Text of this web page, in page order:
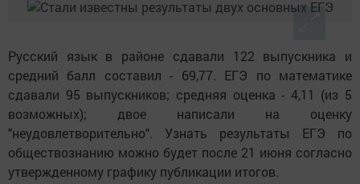
Русский язык в районе сдавали 122 выпускника и
средний балл составил - 69,77. ЕГЭ по математике
сдавали 95 выпускников; средняя оценка - 4,11 (из 5
возможных); двое написали на оценку
"неудовлетворительно". Узнать результаты ЕГЭ по
обществознанию можно будет после 21 июня согласно
утвержденному графику публикации итогов.